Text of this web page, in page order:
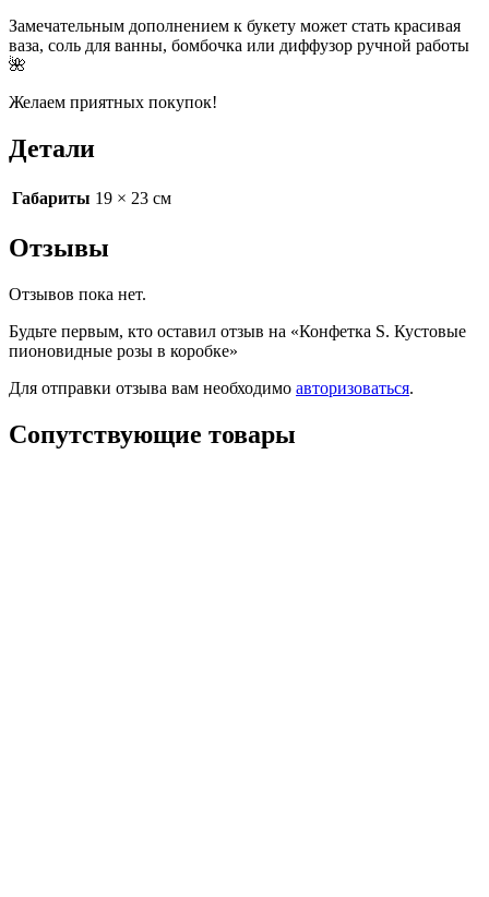
Замечательным дополнением к букету может стать красивая
ваза, соль для ванны, бомбочка или диффузор ручной работы
🌺
Желаем приятных покупок!
Детали
Габариты 19 × 23 см
Отзывы
Отзывов пока нет.
Будьте первым, кто оставил отзыв на «Конфетка S. Кустовые
пионовидные розы в коробке»
Для отправки отзыва вам необходимо авторизоваться.
Сопутствующие товары